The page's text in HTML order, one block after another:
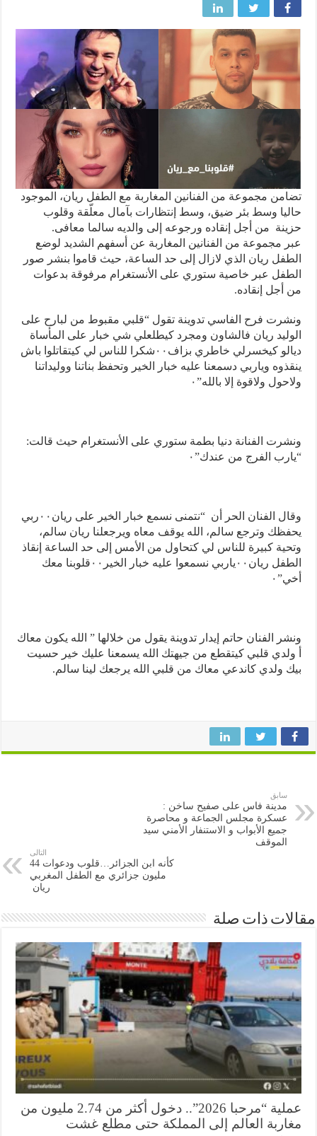
مجموعة من الفنانين المغاربة مع الطفل ريان، الموجود
وسط بئر ضيق، وسط إنتظارات بآمال معلّقة وقلوب
من أجل إنقاده ورجوعه إلى والديه سالما معافى.
مجموعة من الفنانين المغاربة عن أسفهم الشديد لوضع
ريان الذي لازال إلى حد الساعة، حيث قاموا بنشر صور
عبر خاصية ستوري على الأنستغرام مرفوقة بدعوات
إنقاده.
فرح الفاسي تدوينة تقول “قلبي مقبوط من لبارح على
ريان فالشاون ومجرد كيطلعلي شي خبار على المأساة
ديالو كيخسرلي خاطري بزاف٠٠شكرا للناس لي كيتقاتلوا باش
وياربي دسمعنا عليه خبار الخير وتحفظ بناتنا ووليداتنا
ولاقوة إلا بالله”٠
الفنانة دنيا بطمة ستوري على الأنستغرام حيث قالت:
الفرج من عندك”٠
وقال الفنان الحر أن “نتمنى نسمع خبار الخير على ريان٠٠ربي
وترجع سالم، الله يوقف معاه ويرجعلنا ريان سالم،
كبيرة للناس لي كتحاول من الأمس إلى حد الساعة إنقاذ
الطفل ريان٠٠ياربي نسمعوا عليه خبار الخير٠٠قلوبنا معك
الفنان حاتم إيدار تدوينة يقول من خلالها ” الله يكون معاك
قلبي كيتقطع من جيهتك الله يسمعنا عليك خير حسيت
ولدي كاندعي معاك من قلبي الله يرجعك لينا سالم.
مدينة فاس على صفيح ساخن :
عسكرة مجلس الجماعة و محاصرة
جميع الأبواب و الاستنفار الأمني سيد
الموقف
كأنه ابن الجزائر…قلوب ودعوات 44
مليون جزائري مع الطفل المغربي
ذات صلة
عملية “مرحبا 2026”.. دخول أكثر من 2.74 مليون من
العالم إلى المملكة حتى مطلع غشت